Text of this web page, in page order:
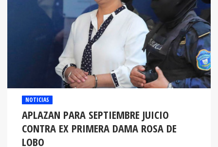
NOTICIAS
APLAZAN PARA SEPTIEMBRE JUICIO
CONTRA EX PRIMERA DAMA ROSA DE
LOBO